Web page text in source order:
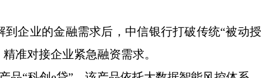
到企业的金融需求后， 中信银行打破传统“被动授
准对接企业紧急融资需求。